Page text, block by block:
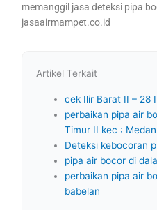
memanggil jasa deteksi pipa
jasaairmampet.co.id
Artikel Terkait
cek Ilir Barat II – 28
perbaikan pipa air
Timur II kec :
Deteksi kebocoran
pipa air bocor di
perbaikan pipa air
babelan